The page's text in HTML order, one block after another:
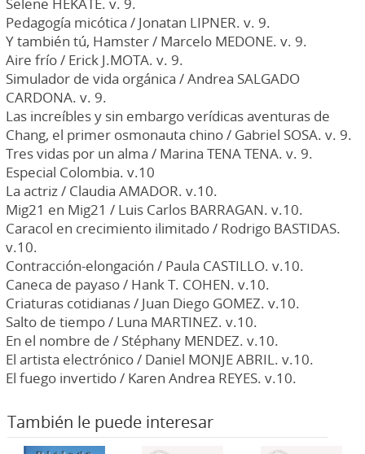
Pedagogía micótica / Jonatan LIPNER. v. 9.
Y también tú, Hamster / Marcelo MEDONE. v. 9.
Aire frío / Erick J.MOTA. v. 9.
Simulador de vida orgánica / Andrea SALGADO
CARDONA. v. 9.
Las increíbles y sin embargo verídicas aventuras de
Chang, el primer osmonauta chino / Gabriel SOSA. v. 9.
Tres vidas por un alma / Marina TENA TENA. v. 9.
Especial Colombia. v.10
La actriz / Claudia AMADOR. v.10.
Mig21 en Mig21 / Luis Carlos BARRAGAN. v.10.
Caracol en crecimiento ilimitado / Rodrigo BASTIDAS.
v.10.
Contracción-elongación / Paula CASTILLO. v.10.
Caneca de payaso / Hank T. COHEN. v.10.
Criaturas cotidianas / Juan Diego GOMEZ. v.10.
Salto de tiempo / Luna MARTINEZ. v.10.
En el nombre de / Stéphany MENDEZ. v.10.
El artista electrónico / Daniel MONJE ABRIL. v.10.
El fuego invertido / Karen Andrea REYES. v.10.
También le puede interesar